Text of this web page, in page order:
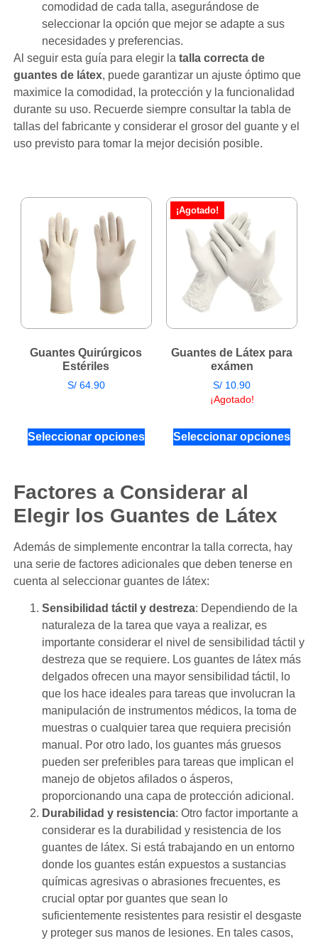
comodidad de cada talla, asegurándose de
seleccionar la opción que mejor se adapte a sus
necesidades y preferencias.
Al seguir esta guía para elegir la talla correcta de
guantes de látex, puede garantizar un ajuste óptimo que
maximice la comodidad, la protección y la funcionalidad
durante su uso. Recuerde siempre consultar la tabla de
tallas del fabricante y considerar el grosor del guante y el
uso previsto para tomar la mejor decisión posible.
Guantes Quirúrgicos
Estériles
S/64.90
Seleccionar opciones
¡Agotado!
Guantes de Látex para
exámen
S/ 10.90
¡Agotado!
Seleccionar opciones
Factores a Considerar al
Elegir los Guantes de Látex
Además de simplemente encontrar la talla correcta, hay
una serie de factores adicionales que deben tenerse en
cuenta al seleccionar guantes de látex:
Sensibilidad táctil y destreza: Dependiendo de la
naturaleza de la tarea que vaya a realizar, es
importante considerar el nivel de sensibilidad táctil y
destreza que se requiere. Los guantes de látex más
delgados ofrecen una mayor sensibilidad táctil, lo
que los hace ideales para tareas que involucran la
manipulación de instrumentos médicos, la toma de
muestras o cualquier tarea que requiera precisión
manual. Por otro lado, los guantes más gruesos
pueden ser preferibles para tareas que implican el
manejo de objetos afilados o ásperos,
proporcionando una capa de protección adicional.
Durabilidad y resistencia: Otro factor importante a
considerar es la durabilidad y resistencia de los
guantes de látex. Si está trabajando en un entorno
donde los guantes están expuestos a sustancias
químicas agresivas o abrasiones frecuentes, es
crucial optar por guantes que sean lo
suficientemente resistentes para resistir el desgaste
y proteger sus manos de lesiones. En tales casos,